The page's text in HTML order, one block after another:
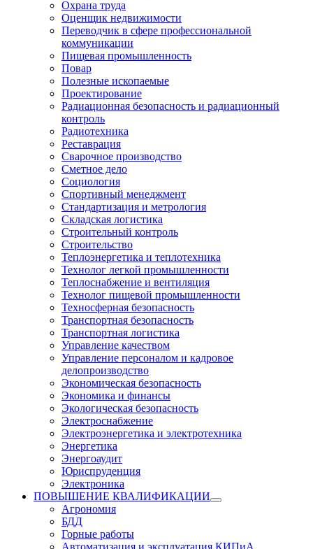
Охрана труда
Оценщик недвижимости
Переводчик в сфере профессиональной
коммуникации
Пищевая промышленность
Повар
Полезные ископаемые
Проектирование
Радиационная безопасность и радиационный
контроль
Радиотехника
Реставрация
Сварочное производство
Сметное дело
Социология
Спортивный менеджмент
Стандартизация и метрология
Складская логистика
Строительный контроль
Строительство
Теплоэнергетика и теплотехника
Технолог легкой промышленности
Теплоснабжение и вентиляция
Технолог пищевой промышленности
Техносферная безопасность
Транспортная безопасность
Транспортная логистика
Управление качеством
Управление персоналом и кадровое
делопроизводство
Экономическая безопасность
Экономика и финансы
Экологическая безопасность
Электроснабжение
Электроэнергетика и электротехника
Энергетика
Энергоаудит
Юриспруденция
Электроника
ПОВЫШЕНИЕ КВАЛИФИКАЦИИ
Агрономия
БДД
Горные работы
Автоматизация и эксплуатация КИПиА